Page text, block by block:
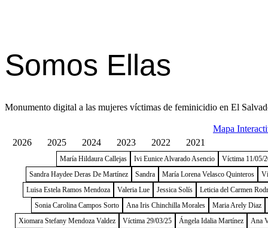
Somos Ellas
Monumento digital a las mujeres víctimas de feminicidio en El
Mapa
2026
2025 2024 2023 2022 2021
María Hildaura Callejas Ivi Eunice Alvarado Asencio
Víctima 11/05/
Sandra Haydee Deras De Martínez
Sandra María Lorena Velasco Quinteros
Luisa Estela Ramos Mendoza
Valeria Lue Jessica Solís
Leticia del Carmen
Sonia Carolina Campos Sorto
Ana Iris Chinchilla Morales
Maria Arely Diaz
Xiomara Stefany Mendoza Valdez
Víctima 29/03/25 Ángela Idalia Martínez
Ana